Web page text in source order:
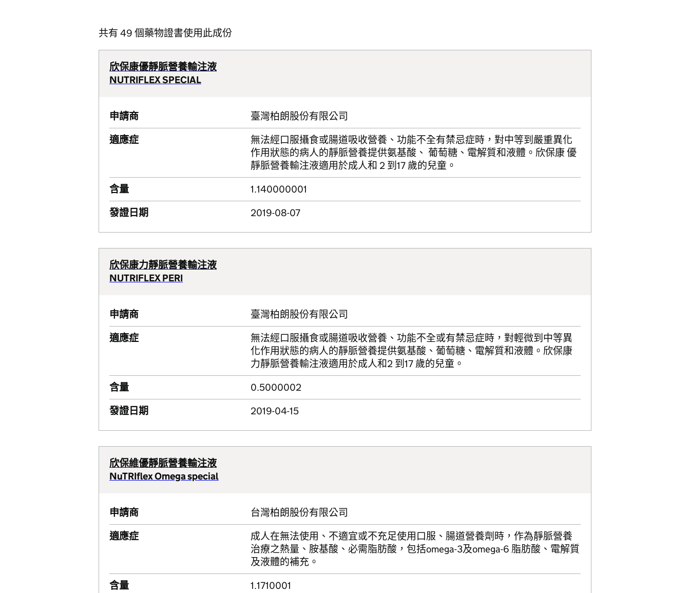
共有 49 個藥物證書使用此成份
欣保康優靜脈營養輸注液
NUTRIFLEX SPECIAL
申請商
臺灣柏朗股份有限公司
適應症
無法經口服攝食或腸道吸收營養、功能不全有禁忌症時，對中等到嚴重異化
作用狀態的病人的靜脈營養提供氨基酸、 葡萄糖、電解質和液體。欣保康 優
靜脈營養輸注液適用於成人和 2 到17 歲的兒童。
含量
1.140000001
發證日期
2019-08-07
欣保康力靜脈營養輸注液
NUTRIFLEX PERI
申請商
臺灣柏朗股份有限公司
適應症
無法經口服攝食或腸道吸收營養、功能不全或有禁忌症時，對輕微到中等異
化作用狀態的病人的靜脈營養提供氨基酸、葡萄糖、電解質和液體。欣保康
力靜脈營養輸注液適用於成人和2 到17 歲的兒童。
含量
0.5000002
發證日期
2019-04-15
欣保維優靜脈營養輸注液
NuTRIflex Omega special
申請商
台灣柏朗股份有限公司
適應症
成人在無法使用、不適宜或不充足使用口服、腸道營養劑時，作為靜脈營養
治療之熱量、胺基酸、必需脂肪酸，包括omega-3及omega-6 脂肪酸、電解質
及液體的補充。
含量
1.1710001